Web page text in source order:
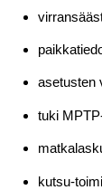
asetusten
tuki
kutsu-